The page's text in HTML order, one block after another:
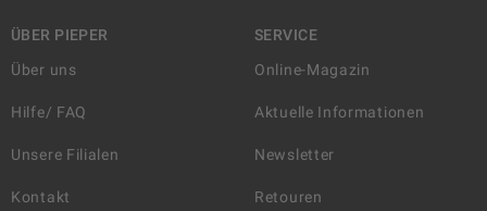
ÜBER PIEPER
Über uns
Hilfe/ FAQ
Unsere Filialen
Kontakt
SERVICE
Online-Magazin
Aktuelle Informationen
Newsletter
Retouren